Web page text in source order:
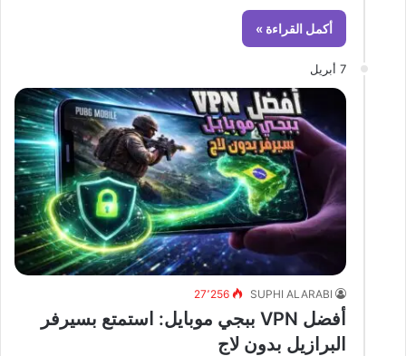
أكمل القراءة »
7 أبريل
SUPHI ALARABI 27٬256
أفضل VPN ببجي موبايل: استمتع بسيرفر
البرازيل بدون لاج